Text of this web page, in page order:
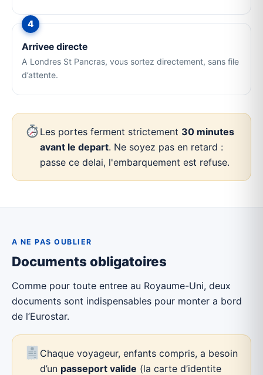
Arrivee directe
A Londres St Pancras, vous sortez directement, sans file
d’attente.
Les portes ferment strictement 30 minutes
avant le depart. Ne soyez pas en retard :
passe ce delai, l'embarquement est refuse.
A NE PAS OUBLIER
Documents obligatoires
Comme pour toute entree au Royaume-Uni, deux
documents sont indispensables pour monter a bord
de l’Eurostar.
Chaque voyageur, enfants compris, a besoin
d’un passeport valide (la carte d’identite